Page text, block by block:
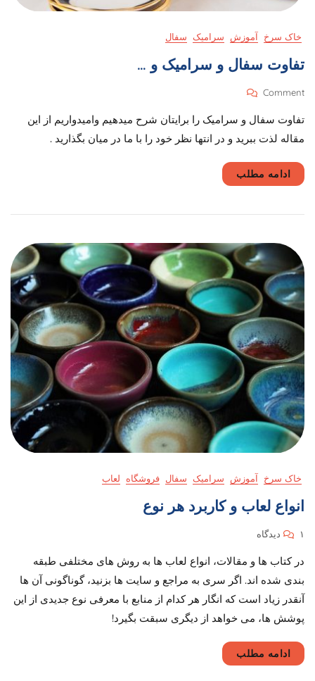
خاک سرخ آموزش سرامیک سفال
تفاوت سفال و سرامیک و …
Comment
On
سفال
سرامیک
و
…
تفاوت سفال و سرامیک را برایتان شرح میدهیم وامیدواریم از این
مقاله لذت ببرید و در انتها نظر خود را با ما در میان بگذارید .
ادامه مطلب
خاک سرخ آموزش سرامیک سفال فروشگاه لعاب
انواع لعاب و کاربرد هر نوع
۱ دیدگاه
لعاب
و
هر
نوع
در کتاب ها و مقالات، انواع لعاب ها به روش های مختلفی طبقه
بندی شده اند. اگر سری به مراجع و سایت ها بزنید، گوناگونی آن ها
آنقدر زیاد است که انگار هر کدام از منابع با معرفی نوع جدیدی از این
پوشش ها، می خواهد از دیگری سبقت بگیرد!
ادامه مطلب